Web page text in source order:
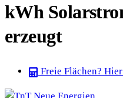
kWh
erzeugt
Freie Flächen?